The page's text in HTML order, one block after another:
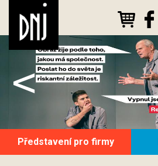
<
Představení pro firmy